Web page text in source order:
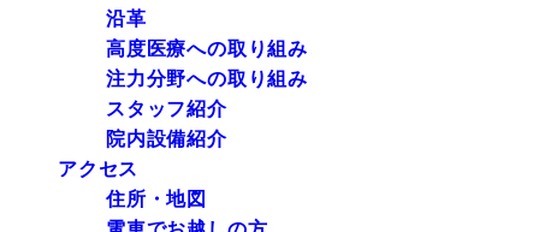
沿革
高度医療への取り組み
注力分野への取り組み
スタッフ紹介
院内設備紹介
アクセス
住所・地図